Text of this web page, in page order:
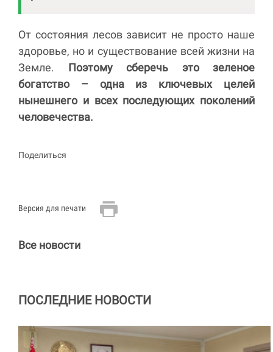
От состояния лесов зависит не просто наше
здоровье, но и существование всей жизни на
Земле. Поэтому сберечь это зеленое
богатство – одна из ключевых целей
нынешнего и всех последующих поколений
человечества.
Поделиться
Версия для печати
Все новости
ПОСЛЕДНИЕ НОВОСТИ